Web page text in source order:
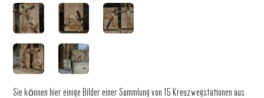
Sie können hier einige Bilder einer Sammlung von 15 Kreuzwegstationen aus